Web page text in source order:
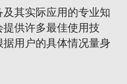
其实际应用的专业知
供许多最佳使用技
用户的具体情况量身